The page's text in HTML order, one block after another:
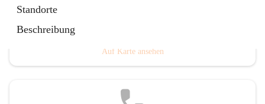
Standorte
Beschreibung
Auf Karte ansehen